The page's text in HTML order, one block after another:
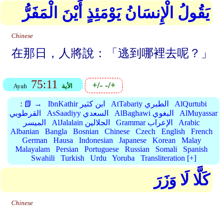
يَقُولُ الْإِنسَانُ يَوْمَئِذٍ أَيْنَ الْمَفَرُّ
Chinese
在那日，人將說：「逃到哪裡去呢？」
Ayah 75:11 الأية +/--/+
: 📗 → IbnKathir ابن كثير AtTabariy الطبري
AlQurtubi
القرطوبي
AsSaadiyy السعدي AlBaghawi البغوي
AlMuyassar
الميسر
AlJalalain الجلالين Grammar الإعراب
Arabic
Albanian
Bangla Bosnian Chinese Czech English
French
German
Hausa Indonesian Japanese Korean
Malay
Malayalam
Persian Portuguese Russian Somali
Spanish
Swahili
Turkish Urdu Yoruba Transliteration [+]
كَلَّا لَا وَزَرَ
Chinese